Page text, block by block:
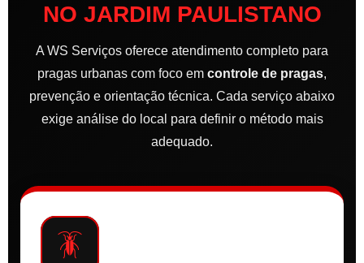
NO JARDIM PAULISTANO
A WS Serviços oferece atendimento completo para
pragas urbanas com foco em controle de pragas,
prevenção e orientação técnica. Cada serviço abaixo
exige análise do local para definir o método mais
adequado.
🪳